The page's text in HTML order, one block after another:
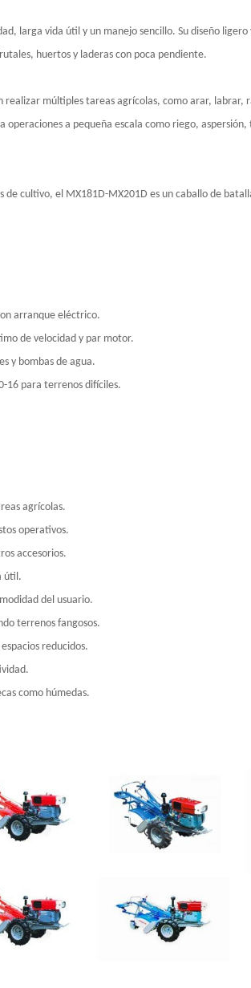
larga vida útil y un manejo sencillo. Su diseño
huertos y laderas con poca pendiente.
realizar múltiples tareas agrícolas, como arar, labrar,
a pequeña escala como riego,
cultivo, el MX181D-MX201D es un caballo de
arranque eléctrico.
de velocidad y par motor.
y bombas de agua.
16 para terrenos difíciles.
agrícolas.
operativos.
accesorios.
útil.
del usuario.
terrenos fangosos.
reducidos.
como húmedas.